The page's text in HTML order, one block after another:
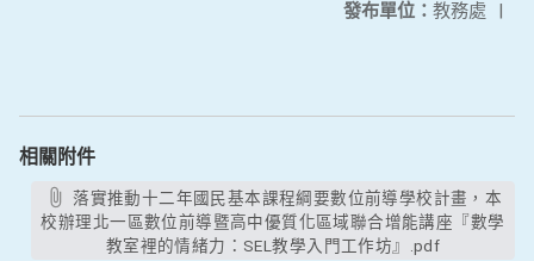
發布單位： 教務處 |
相關附件
落實推動十二年國民基本課程綱要數位前導學校計畫，本
校辦理北一區數位前導暨高中優質化區域聯合增能講座『數學
教室裡的情緒力：SEL教學入門工作坊』.pdf